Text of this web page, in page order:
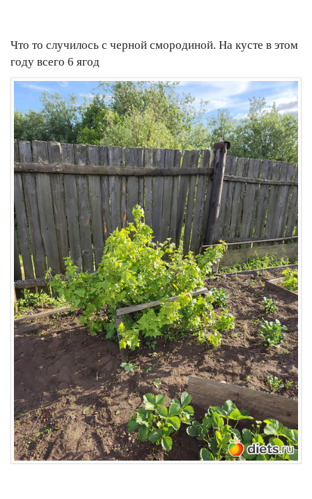
Что то случилось с черной смородиной. На кусте в этом
году всего 6 ягод